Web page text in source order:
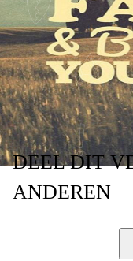
DEELDIT
ANDEREN